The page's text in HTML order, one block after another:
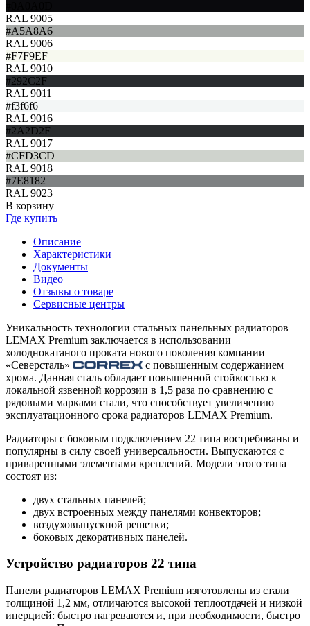
RAL 9005
#A5A8A6
RAL 9006
#F7F9EF
RAL 9010
#292C2F
RAL 9011
#f3f6f6
RAL 9016
#2A2D2F
RAL 9017
#CFD3CD
RAL 9018
#7E8182
RAL 9023
В корзину
Где купить
Описание
Характеристики
Документы
Видео
Отзывы о товаре
Сервисные центры
Уникальность технологии стальных панельных радиаторов
LEMAX Premium заключается в использовании
холоднокатаного проката нового поколения компании
«Северсталь»
с повышенным содержанием
хрома. Данная сталь обладает повышенной стойкостью к
локальной язвенной коррозии в 1,5 раза по сравнению с
рядовыми марками стали, что способствует увеличению
эксплуатационного срока радиаторов LEMAX Premium.
Радиаторы с боковым подключением 22 типа востребованы и
популярны в силу своей универсальности. Выпускаются с
приваренными элементами креплений. Модели этого типа
состоят из:
двух стальных панелей;
двух встроенных между панелями конвекторов;
воздуховыпускной решетки;
боковых декоративных панелей.
Устройство радиаторов 22 типа
Панели радиаторов LEMAX Premium изготовлены из стали
толщиной 1,2 мм, отличаются высокой теплоотдачей и низкой
инерцией: быстро нагреваются и, при необходимости, быстро